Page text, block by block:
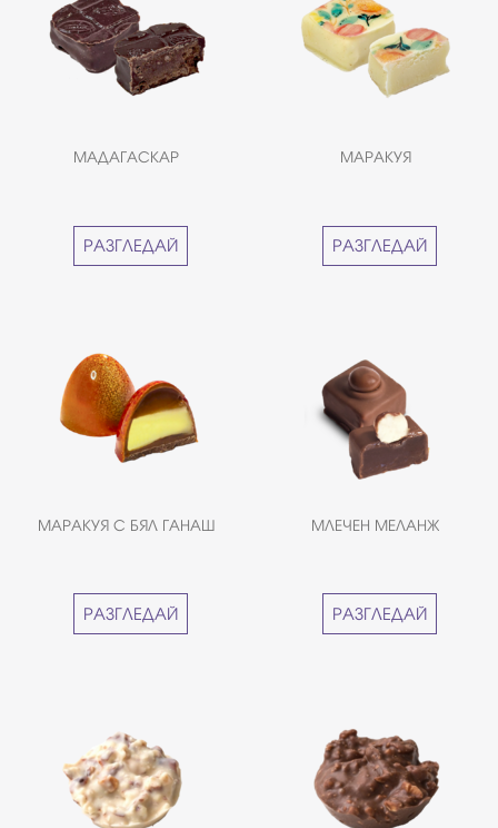
МАДАГАСКАР
РАЗГЛЕДАЙ
МАРАКУЯ
РАЗГЛЕДАЙ
МАРАКУЯ С БЯЛ ГАНАШ
РАЗГЛЕДАЙ
МЛЕЧЕН МЕЛАНЖ
РАЗГЛЕДАЙ